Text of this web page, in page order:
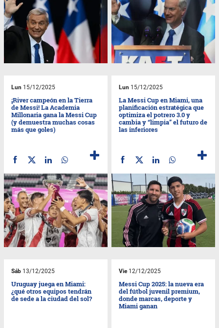
Lun 15/12/2025
¡River campeón en la Tierra
de Messi! La Academia
Millonaria gana la Messi Cup
(y demuestra muchas cosas
más que goles)
Lun 15/12/2025
La Messi Cup en Miami, una
planificación estratégica que
optimiza el potrero 3.0 y
cambia y “limpia” el futuro de
las inferiores
Sáb 13/12/2025
Uruguay juega en Miami:
¿qué otros equipos tendrán
de sede a la ciudad del sol?
Vie12/12/2025
Messi Cup 2025: la nueva era
del fútbol juvenil premium,
donde marcas, deporte y
Miami ganan